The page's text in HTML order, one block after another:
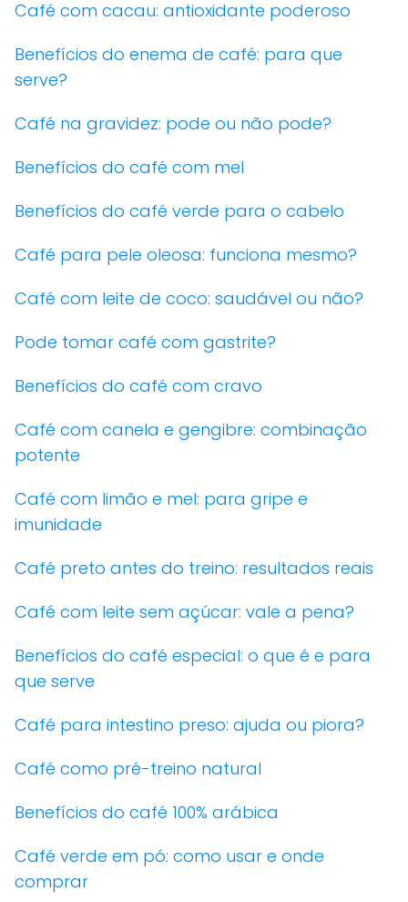
Café com cacau: antioxidante poderoso
Benefícios do enema de café: para que
serve?
Café na gravidez: pode ou não pode?
Benefícios do café com mel
Benefícios do café verde para o cabelo
Café para pele oleosa: funciona mesmo?
Café com leite de coco: saudável ou não?
Pode tomar café com gastrite?
Benefícios do café com cravo
Café com canela e gengibre: combinação
potente
Café com limão e mel: para gripe e
imunidade
Café preto antes do treino: resultados reais
Café com leite sem açúcar: vale a pena?
Benefícios do café especial: o que é e para
que serve
Café para intestino preso: ajuda ou piora?
Café como pré-treino natural
Benefícios do café 100% arábica
Café verde em pó: como usar e onde
comprar